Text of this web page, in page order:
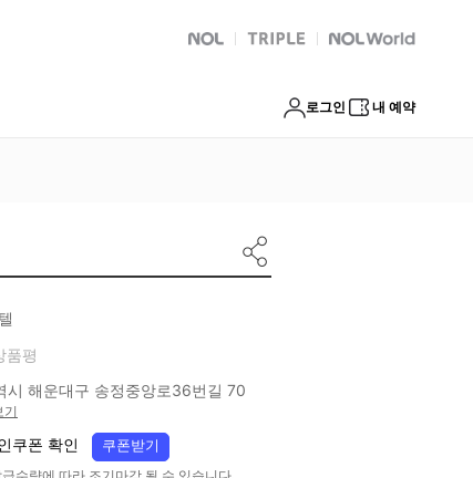
NOL 트리플 Global Interpark
로그인 내 예약
품평
시 해운대구 송정중앙로36번길 70
기
쿠폰 확인 쿠폰받기